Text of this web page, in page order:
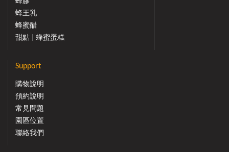
蜂王乳
蜂蜜醋
甜點 | 蜂蜜蛋糕
Support
購物說明
預約說明
常見問題
園區位置
聯絡我們